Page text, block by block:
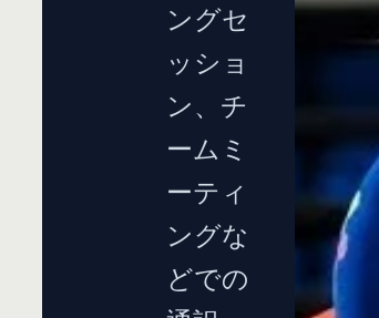
ングセ
ッショ
ン、チ
ームミ
ーティ
ングな
どでの